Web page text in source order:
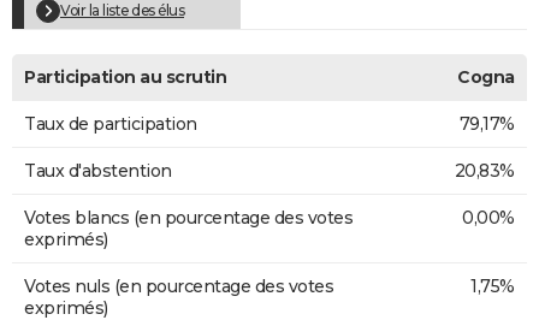
Bricolage
Lifestyle
Culture
Sport
Auto
Television
Voyage
Cinema
Voir la liste des élus
Participation au scrutin Cogna
Taux de participation 79,17%
Taux d'abstention 20,83%
Votes blancs (en pourcentage des votes
exprimés)
0,00%
Votes nuls (en pourcentage des votes
exprimés)
1,75%